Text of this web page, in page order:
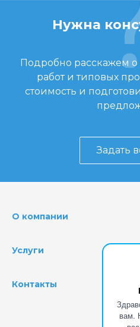
вам.
Нужна
Подробно расскажем о
работ и типовых
стоимость и
Задать
О компании
Услуги
Контакты